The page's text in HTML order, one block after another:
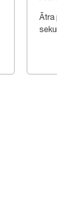
Ātra